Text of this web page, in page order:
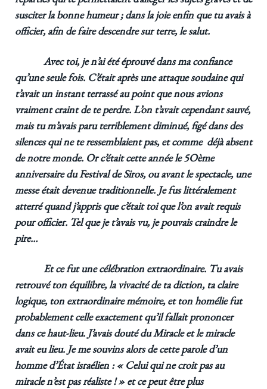
susciter la bonne humeur ; dans la joie enfin que tu avais à
officier, afin de faire descendre sur terre, le salut.
Avec toi, je n’ai été éprouvé dans ma confiance
qu’une seule fois. C’était après une attaque soudaine qui
t’avait un instant terrassé au point que nous avions
vraiment craint de te perdre. L’on t’avait cependant sauvé,
mais tu m’avais paru terriblement diminué, figé dans des
silences qui ne te ressemblaient pas, et comme déjà absent
de notre monde. Or c’était cette année le 5Oème
anniversaire du Festival de Siros, ou avant le spectacle, une
messe était devenue traditionnelle. Je fus littéralement
atterré quand j’appris que c’était toi que l’on avait requis
pour officier. Tel que je t’avais vu, je pouvais craindre le
pire…
Et ce fut une célébration extraordinaire. Tu avais
retrouvé ton équilibre, la vivacité de ta diction, ta claire
logique, ton extraordinaire mémoire, et ton homélie fut
probablement celle exactement qu’il fallait prononcer
dans ce haut-lieu. J’avais douté du Miracle et le miracle
avait eu lieu. Je me souvins alors de cette parole d’un
homme d’État israélien : « Celui qui ne croit pas au
miracle n’est pas réaliste ! » et ce peut être plus